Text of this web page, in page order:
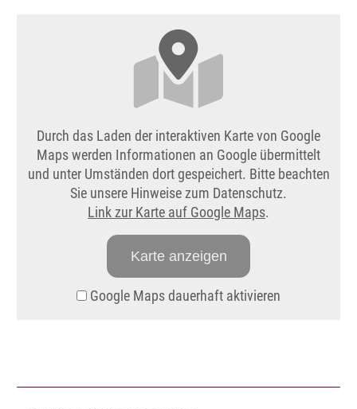
Durch das Laden der interaktiven Karte von Google
Maps werden Informationen an Google übermittelt
und unter Umständen dort gespeichert. Bitte beachten
Sie unsere Hinweise zum Datenschutz.
Link zur Karte auf Google Maps.
Karte anzeigen
Google Maps dauerhaft aktivieren